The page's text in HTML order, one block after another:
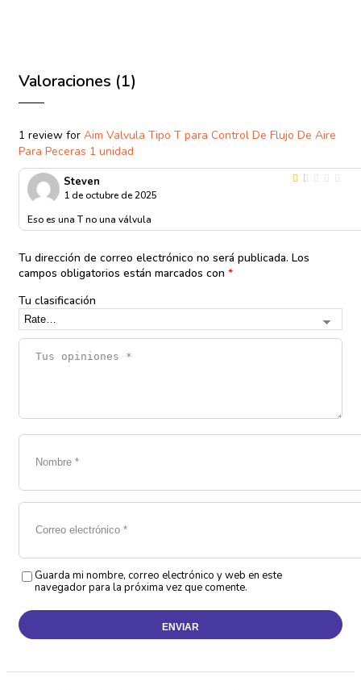
Valoraciones (1)
1 review for Aim Valvula Tipo T para Control De Flujo De Aire
Para Peceras 1 unidad
Steven
1 de octubre de 2025
Eso es una T no una válvula
Tu dirección de correo electrónico no será publicada. Los
campos obligatorios están marcados con *
Tu clasificación
Guarda mi nombre, correo electrónico y web en este
navegador para la próxima vez que comente.